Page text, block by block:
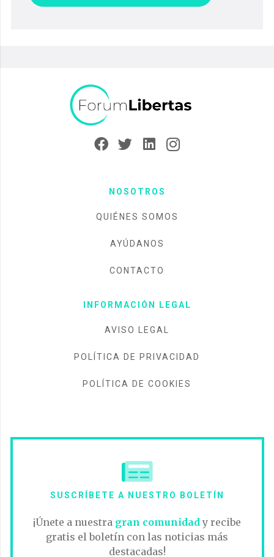
NOSOTROS
QUIÉNES SOMOS
AYÚDANOS
CONTACTO
INFORMACIÓN LEGAL
AVISO LEGAL
POLÍTICA DE PRIVACIDAD
POLÍTICA DE COOKIES
SUSCRÍBETE A NUESTRO BOLETÍN
¡Únete a nuestra gran comunidady recibe
gratis el boletín con las noticias más
destacadas!